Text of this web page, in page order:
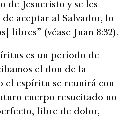
de Jesucristo y se les
aceptar al Salvador, lo
libres” (véase Juan 8:32).
es un período de
el don de la
el espíritu se reunirá con
cuerpo resucitado no
libre de dolor,